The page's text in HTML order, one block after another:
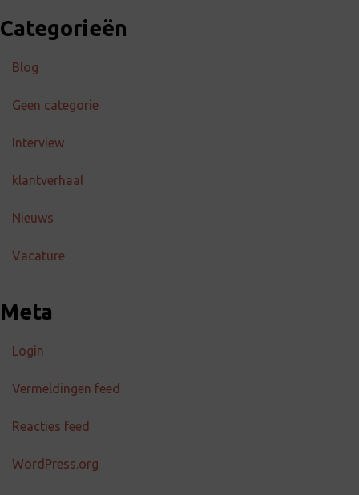
Categorieën
Blog
Geen categorie
Interview
klantverhaal
Nieuws
Vacature
Meta
Login
Vermeldingen feed
Reacties feed
WordPress.org